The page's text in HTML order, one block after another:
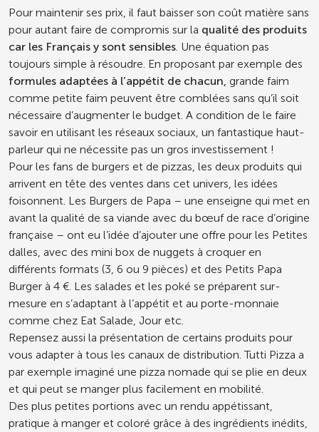
Pour maintenir ses prix, il faut baisser son coût matière sans
pour autant faire de compromis sur la qualité des produits
car les Français y sont sensibles. Une équation pas
toujours simple à résoudre. En proposant par exemple des
formules adaptées à l’appétit de chacun, grande faim
comme petite faim peuvent être comblées sans qu’il soit
nécessaire d’augmenter le budget. A condition de le faire
savoir en utilisant les réseaux sociaux, un fantastique haut-
parleur qui ne nécessite pas un gros investissement !
Pour les fans de burgers et de pizzas, les deux produits qui
arrivent en tête des ventes dans cet univers, les idées
foisonnent. Les Burgers de Papa – une enseigne qui met en
avant la qualité de sa viande avec du bœuf de race d’origine
française – ont eu l’idée d’ajouter une offre pour les Petites
dalles, avec des mini box de nuggets à croquer en
différents formats (3, 6 ou 9 pièces) et des Petits Papa
Burger à 4 €. Les salades et les poké se préparent sur-
mesure en s’adaptant à l’appétit et au porte-monnaie
comme chez Eat Salade, Jour etc.
Repensez aussi la présentation de certains produits pour
vous adapter à tous les canaux de distribution. Tutti Pizza a
par exemple imaginé une pizza nomade qui se plie en deux
et qui peut se manger plus facilement en mobilité.
Des plus petites portions avec un rendu appétissant,
pratique à manger et coloré grâce à des ingrédients inédits,